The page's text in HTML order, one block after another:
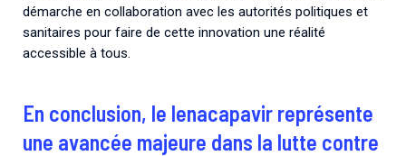
démarche en collaboration avec les autorités politiques et
sanitaires pour faire de cette innovation une réalité
accessible à tous.
En conclusion, le lenacapavir représente
une avancée majeure dans la lutte contre